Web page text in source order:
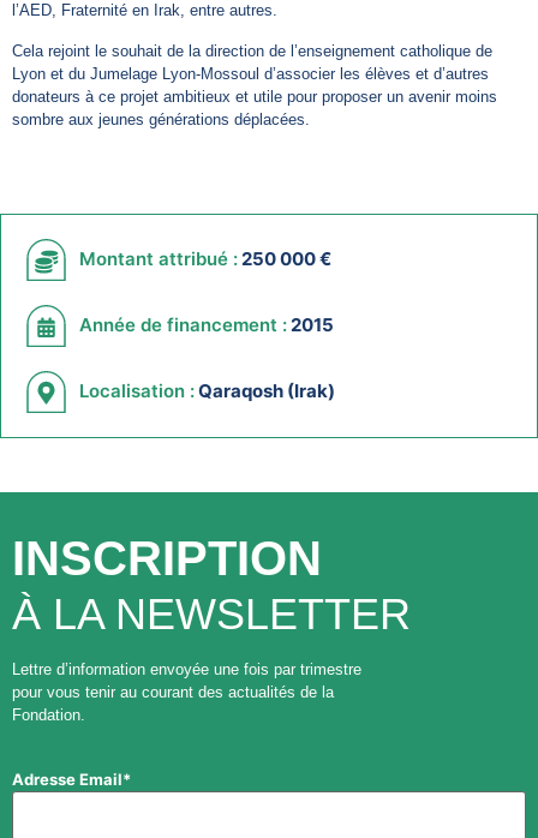
l’AED, Fraternité en Irak, entre autres.
Cela rejoint le souhait de la direction de l’enseignement catholique de
Lyon et du Jumelage Lyon-Mossoul d’associer les élèves et d’autres
donateurs à ce projet ambitieux et utile pour proposer un avenir moins
sombre aux jeunes générations déplacées.
Montant attribué :250 000 €
Année de financement :2015
Localisation :Qaraqosh (Irak)
INSCRIPTION
À LA NEWSLETTER
Lettre d’information envoyée une fois par trimestre
pour vous tenir au courant des actualités de la
Fondation.
Adresse Email*